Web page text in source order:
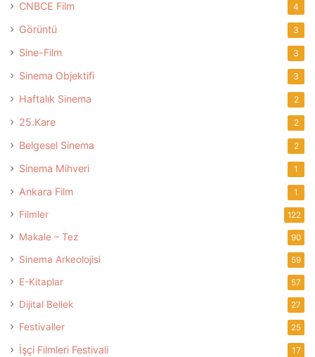
CNBCE Film 4
Görüntü 3
Sine-Film 3
Sinema Objektifi 3
Haftalık Sinema 2
25.Kare 2
Belgesel Sinema 2
Sinema Mihveri 1
Ankara Film 1
Filmler 122
Makale – Tez 90
Sinema Arkeolojisi 59
E-Kitaplar 57
Dijital Bellek 27
Festivaller 25
İşçi Filmleri Festivali 17